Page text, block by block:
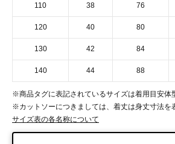
110 38 76
120 40 80
130 42 84
140 44 88
※商品タグに表記されているサイズは着用目安体
※カットソーにつきましては、着丈は身丈寸法を
サイズ表の各名称について